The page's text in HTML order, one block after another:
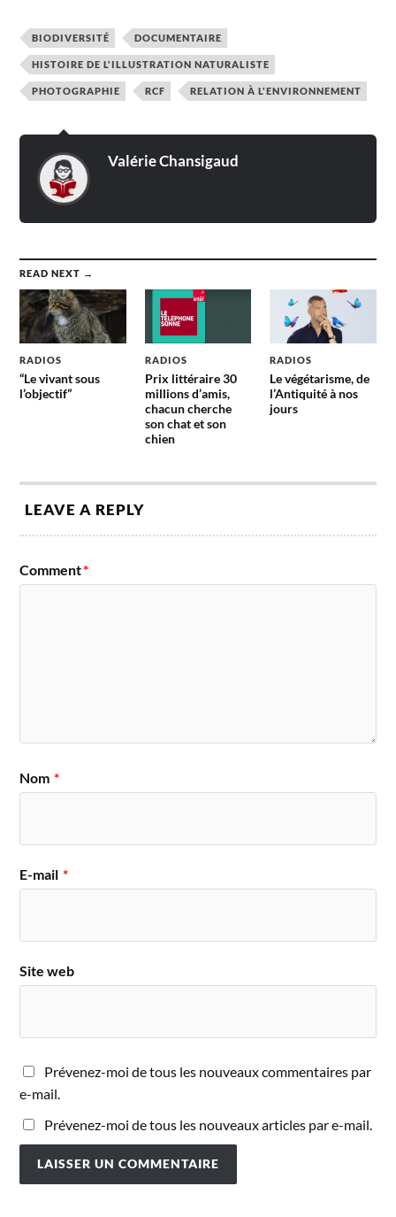
BIODIVERSITÉ DOCUMENTAIRE
HISTOIRE DE L'ILLUSTRATION NATURALISTE
PHOTOGRAPHIE RCF RELATION À L'ENVIRONNEMENT
Valérie Chansigaud
READ NEXT →
RADIOS
“Le vivant sous
l’objectif”
RADIOS
Prix littéraire 30
millions d’amis,
chacun cherche
son chat et son
chien
RADIOS
Le végétarisme, de
l’Antiquité à nos
jours
LEAVE A REPLY
Comment*
Nom *
E-mail *
Site web
Prévenez-moi de tous les nouveaux commentaires par
e-mail.
Prévenez-moi de tous les nouveaux articles par e-mail.